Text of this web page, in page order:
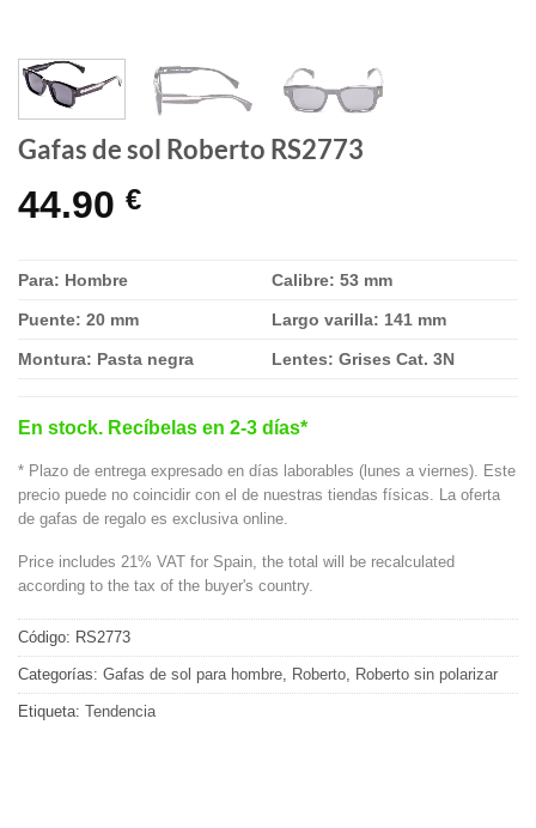
Gafas de sol Roberto RS2773
44.90 €
Para: Hombre Calibre: 53 mm
Puente: 20 mm Largo varilla: 141 mm
Montura: Pasta negra Lentes: Grises Cat. 3N
En stock. Recíbelas en 2-3 días*
* Plazo de entrega expresado en días laborables (lunes a viernes). Este
precio puede no coincidir con el de nuestras tiendas físicas. La oferta
de gafas de regalo es exclusiva online.
Price includes 21% VAT for Spain, the total will be recalculated
according to the tax of the buyer's country.
Código: RS2773
Categorías: Gafas de sol para hombre, Roberto, Roberto sin polarizar
Etiqueta: Tendencia